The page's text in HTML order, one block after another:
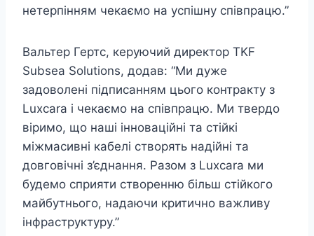
нетерпінням чекаємо на успішну співпрацю.”
Вальтер Гертс, керуючий директор TKF
Subsea Solutions, додав: “Ми дуже
задоволені підписанням цього контракту з
Luxcara і чекаємо на співпрацю. Ми твердо
віримо, що наші інноваційні та стійкі
міжмасивні кабелі створять надійні та
довговічні з’єднання. Разом з Luxcara ми
будемо сприяти створенню більш стійкого
майбутнього, надаючи критично важливу
інфраструктуру.”